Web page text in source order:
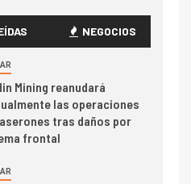
regional: Banco
reporta resultados
en el primer
bimensual de
precio del cobre
máximos por escasez
NEGOCIOS
Mining reanudará
las operaciones
tras daños por
frontal